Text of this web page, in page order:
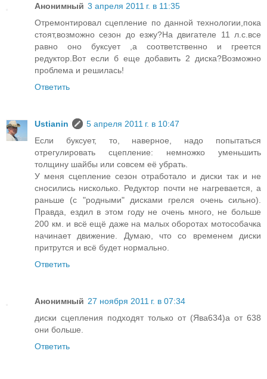
Анонимный 3 апреля 2011 г. в 11:35
Отремонтировал сцепление по данной технологии,пока
стоят,возможно сезон до езжу?На двигателе 11 л.с.все
равно оно буксует ,а соответственно и греется
редуктор.Вот если б еще добавить 2 диска?Возможно
проблема и решилась!
Ответить
Ustianin
5 апреля 2011 г. в 10:47
Если буксует, то, наверное, надо попытаться
отрегулировать сцепление: немножко уменьшить
толщину шайбы или совсем её убрать.
У меня сцепление сезон отработало и диски так и не
сносились нисколько. Редуктор почти не нагревается, а
раньше (с "родными" дисками грелся очень сильно).
Правда, ездил в этом году не очень много, не больше
200 км. и всё ещё даже на малых оборотах мотособачка
начинает движение. Думаю, что со временем диски
притрутся и всё будет нормально.
Ответить
Анонимный 27 ноября 2011 г. в 07:34
диски сцепления подходят только от (Ява634)а от 638
они больше.
Ответить